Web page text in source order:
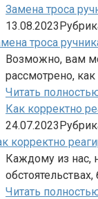
Замена троса
13.08.2023
Возможно, вам
рассмотрено,
Читать
Как корректно
24.07.2023
Каждому из нас,
Читать